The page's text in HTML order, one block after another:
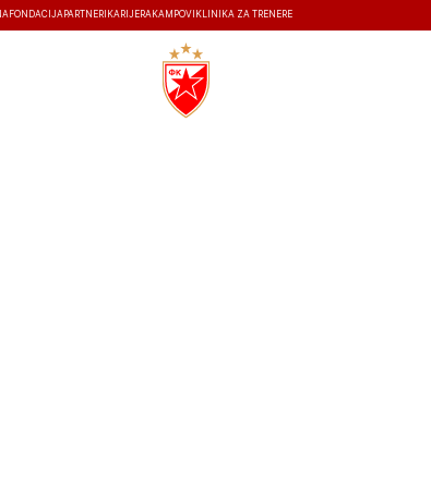
FONDACIJA PARTNERI KARIJERA KAMPOVI KLINIKA ZA TRENERE